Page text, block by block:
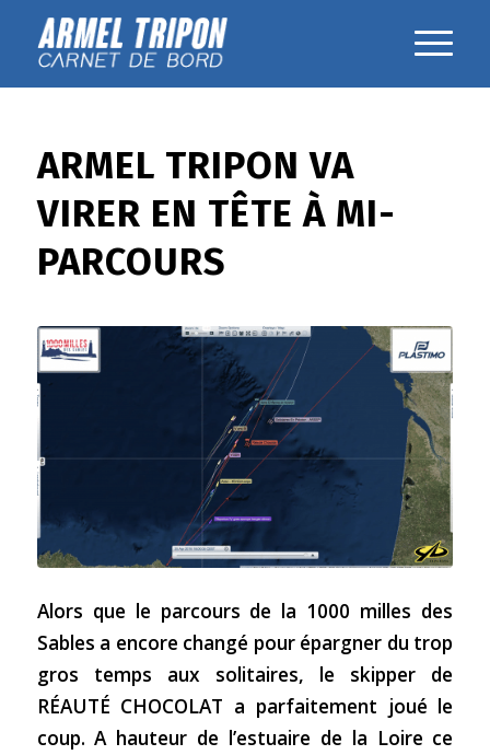
ARMEL TRIPON VA
VIRER EN TÊTE À MI-
PARCOURS
Alors que le parcours de la 1000 milles des
Sables a encore changé pour épargner du trop
gros temps aux solitaires, le skipper de
RÉAUTÉ CHOCOLAT a parfaitement joué le
coup. A hauteur de l’estuaire de la Loire ce